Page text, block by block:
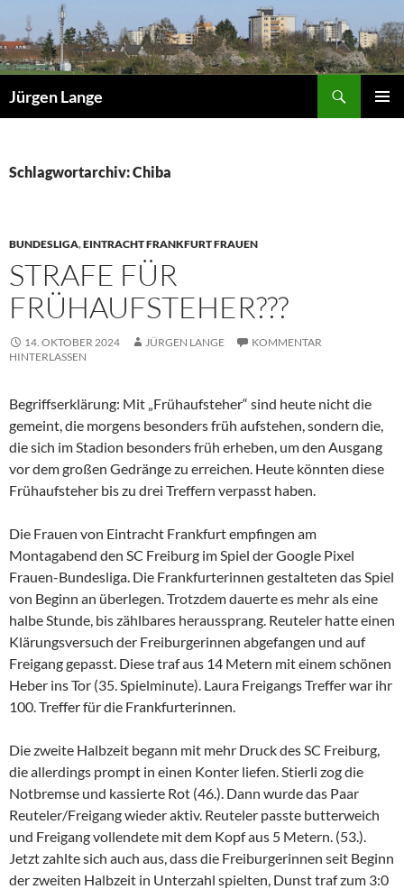
Inhalt
springen
Jürgen Lange
Schlagwortarchiv: Chiba
BUNDESLIGA,EINTRACHT FRANKFURT FRAUEN
STRAFE FÜR
FRÜHAUFSTEHER???
14. OKTOBER 2024 JÜRGEN LANGE
KOMMENTAR
HINTERLASSEN
Begriffserklärung: Mit „Frühaufsteher“ sind heute nicht die
gemeint, die morgens besonders früh aufstehen, sondern die,
die sich im Stadion besonders früh erheben, um den Ausgang
vor dem großen Gedränge zu erreichen. Heute könnten diese
Frühaufsteher bis zu drei Treffern verpasst haben.
Die Frauen von Eintracht Frankfurt empfingen am
Montagabend den SC Freiburg im Spiel der Google Pixel
Frauen-Bundesliga. Die Frankfurterinnen gestalteten das Spiel
von Beginn an überlegen. Trotzdem dauerte es mehr als eine
halbe Stunde, bis zählbares heraussprang. Reuteler hatte einen
Klärungsversuch der Freiburgerinnen abgefangen und auf
Freigang gepasst. Diese traf aus 14 Metern mit einem schönen
Heber ins Tor (35. Spielminute). Laura Freigangs Treffer war ihr
100. Treffer für die Frankfurterinnen.
Die zweite Halbzeit begann mit mehr Druck des SC Freiburg,
die allerdings prompt in einen Konter liefen. Stierli zog die
Notbremse und kassierte Rot (46.). Dann wurde das Paar
Reuteler/Freigang wieder aktiv. Reuteler passte butterweich
und Freigang vollendete mit dem Kopf aus 5 Metern. (53.).
Jetzt zahlte sich auch aus, dass die Freiburgerinnen seit Beginn
der zweiten Halbzeit in Unterzahl spielten, Dunst traf zum 3:0